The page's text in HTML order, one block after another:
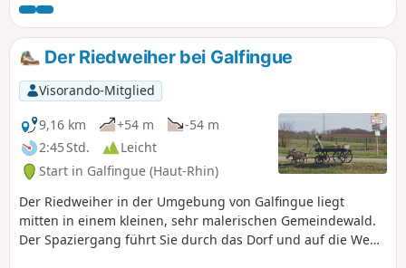
die Habsburger und die Ferrette.
Während Ottmarsheim an die
karolingische Größe erinnert, zeugt
Feldbach von klösterlicher Einfachheit.
Man verlässt die Kirche wie nach einer
Pilgerreise, mit neuer Gelassenheit und
dem Eindruck, den flüchtigen Schatten
der Grafen begegnet zu sein.”
Der Riedweiher bei Galfingue
Visorando-Mitglied
9,16 km
+54 m
-54 m
2:45 Std.
Leicht
Start in Galfingue (Haut-Rhin)
Der Riedweiher in der Umgebung von Galfingue liegt
mitten in einem kleinen, sehr malerischen Gemeindewald.
Der Spaziergang führt Sie durch das Dorf und auf die Wege